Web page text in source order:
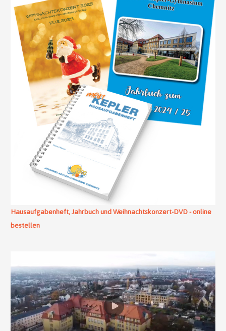
Hausaufgabenheft, Jahrbuch und Weihnachtskonzert-DVD - online
bestellen